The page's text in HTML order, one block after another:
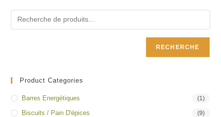
RECHERCHE
Product Categories
Barres Energétiques (1)
Biscuits / Pain D'épices (9)